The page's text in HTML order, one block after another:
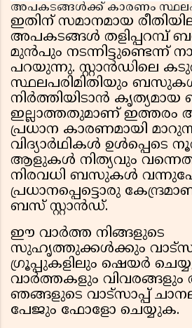
അപകടങ്ങൾക്ക് കാരണം
ഇതിന് സമാനമായ
അപകടങ്ങൾ തളിപ്പറമ്പ്
മുൻപും നടന്നിട്ടുണ്ടെന്ന്
പറയുന്നു. സ്റ്റാൻഡിലെ
സ്ഥലപരിമിതിയും
നിർത്തിയിടാൻ
ഇല്ലാത്തതുമാണ് ഇത്തരം
പ്രധാന കാരണമായി
വിദ്യാർഥികൾ
ആളുകൾ നിത്യവും
നിരവധി ബസുകൾ
പ്രധാനപ്പെട്ടൊരു
ബസ് സ്റ്റാൻഡ്.
ഈ വാർത്ത നിങ്ങളുടെ
സുഹൃത്തുക്കൾക്കും
ഗ്രൂപ്പുകളിലും ഷെയർ
വാർത്തകളും വിവരങ്ങളും
ഞങ്ങളുടെ വാട്സാപ്പ്
പേജും ഫോളോ ചെയ്യുക.